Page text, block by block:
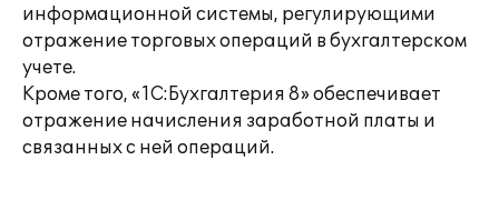
информационной системы, регулирующими
отражение торговых операций в бухгалтерском
учете.
Кроме того, «1С:Бухгалтерия 8» обеспечивает
отражение начисления заработной платы и
связанных с ней операций.